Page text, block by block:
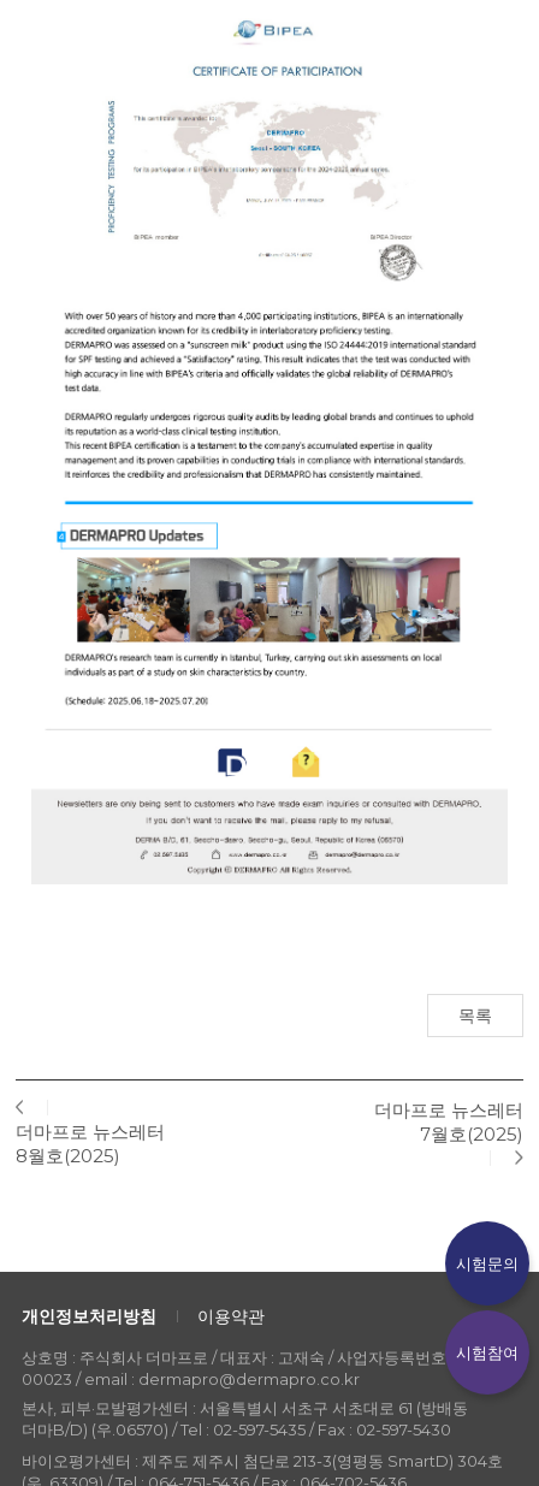
목록
더마프로 뉴스레터
8월호(2025)
더마프로 뉴스레터
7월호(2025)
개인정보처리방침 이용약관
상호명 : 주식회사 더마프로 / 대표자 : 고재숙 / 사업자등록번호 : 107-86-
00023 / email : dermapro@dermapro.co.kr
본사, 피부·모발평가센터 : 서울특별시 서초구 서초대로 61 (방배동
더마B/D) (우.06570) / Tel : 02-597-5435 / Fax : 02-597-5430
바이오평가센터 : 제주도 제주시 첨단로 213-3(영평동 SmartD) 304호
시험문의
시험참여